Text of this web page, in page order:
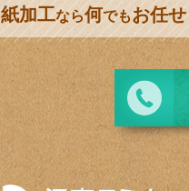
紙加工なら何でもお任せ